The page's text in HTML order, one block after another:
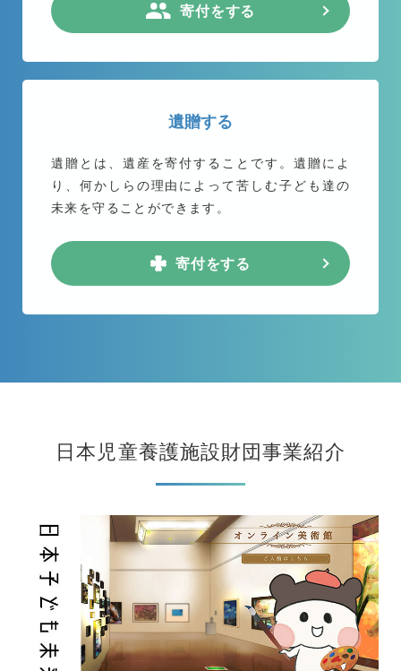
寄付をする
遺贈する
遺贈とは、遺産を寄付することです。遺贈によ
り、何かしらの理由によって苦しむ子ども達の
未来を守ることができます。
寄付をする
日本児童養護施設財団事業紹介